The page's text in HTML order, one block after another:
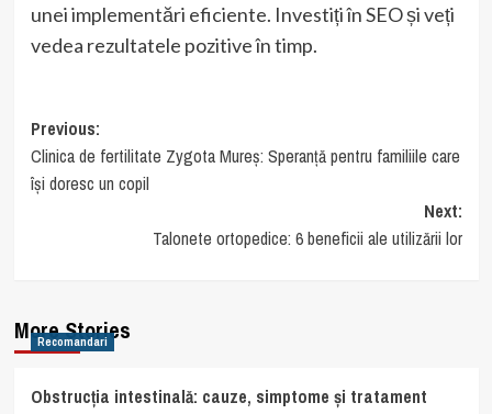
unei implementări eficiente. Investiți în SEO și veți
vedea rezultatele pozitive în timp.
Post
navigation
Previous:
Clinica de fertilitate Zygota Mureș: Speranță pentru familiile care
își doresc un copil
Next:
Talonete ortopedice: 6 beneficii ale utilizării lor
More Stories
Recomandari
Obstrucția intestinală: cauze, simptome și tratament